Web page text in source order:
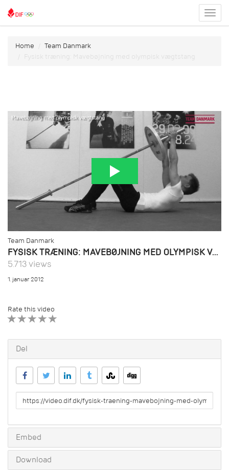
menu
Home
Team Danmark
Fysisk træning: Mavebøjning med olympisk vægtstang
Team Danmark
FYSISK TRÆNING: MAVEBØJNING MED OLYMPISK VÆGTSTANG
5.713 views
1. januar 2012
Rate this video
Del
URL
to
Embed
Download